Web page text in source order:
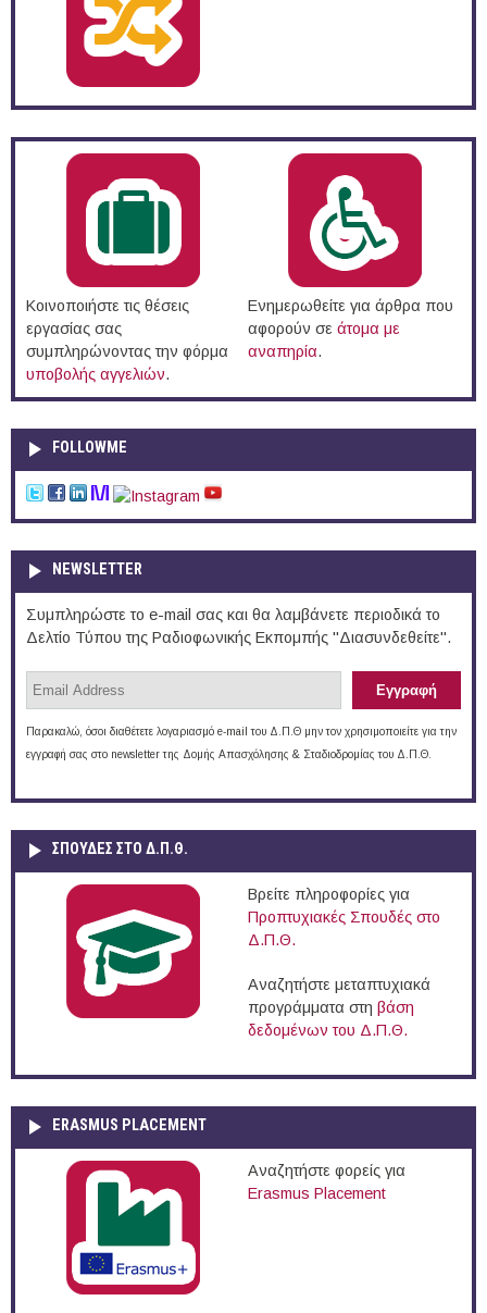
Κοινοποιήστε τις θέσεις
εργασίας σας
συμπληρώνοντας την φόρμα
υποβολής αγγελιών.
Ενημερωθείτε για άρθρα που
αφορούν σε άτομα με
αναπηρία.
FOLLOWME
NEWSLETTER
Συμπληρώστε το e-mail σας και θα λαμβάνετε περιοδικά το
Δελτίο Τύπου της Ραδιοφωνικής Εκπομπής "Διασυνδεθείτε".
Παρακαλώ, όσοι διαθέτετε λογαριασμό e-mail του Δ.Π.Θ μην τον χρησιμοποιείτε για την
εγγραφή σας στο newsletter της Δομής Απασχόλησης & Σταδιοδρομίας του Δ.Π.Θ.
ΣΠΟΥΔΈΣ ΣΤΟ Δ.Π.Θ.
Βρείτε πληροφορίες για
Προπτυχιακές Σπουδές στο
Δ.Π.Θ.
Αναζητήστε μεταπτυχιακά
προγράμματα στη βάση
δεδομένων του Δ.Π.Θ.
ERASMUS PLACEMENT
Αναζητήστε φορείς για
Erasmus Placement